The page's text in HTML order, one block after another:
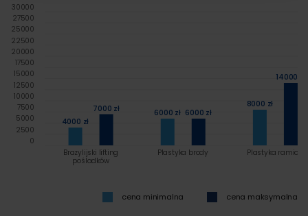
4000 zł
6000 zł
8000 zł
7000 zł 6000 zł
14000 zł
Brazylijski lifting
pośladków
Plastyka brody Plastyka ramion
0
2500
5000
7500
10000
12500
15000
17500
20000
22500
25000
27500
30000
cena minimalna cena maksymalna